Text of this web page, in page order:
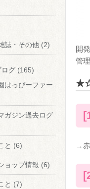
開
管
★☆
→
誌・その他 (2)
ログ (165)
はっぴーファー
ガジン過去ログ
と (6)
ョップ情報 (6)
と (7)